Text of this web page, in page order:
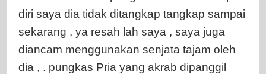
diri saya dia tidak ditangkap tangkap sampai
sekarang , ya resah lah saya , saya juga
diancam menggunakan senjata tajam oleh
dia , . pungkas Pria yang akrab dipanggil